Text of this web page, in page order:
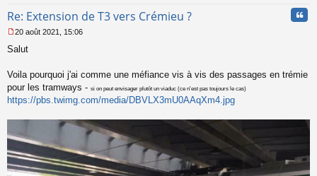
Re: Extension de T3 vers Crémieu ?
e
s
g
e
n
u
20 août 2021, 15:06
Salut
Voila pourquoi j'ai comme une méfiance vis à vis des passages en trémie
pour les tramways - si on peut envisager plutôt un viaduc (ce n'est pas toujours le cas)
https://pbs.twimg.com/media/DBVLX3mU0AAqXm4.jpg